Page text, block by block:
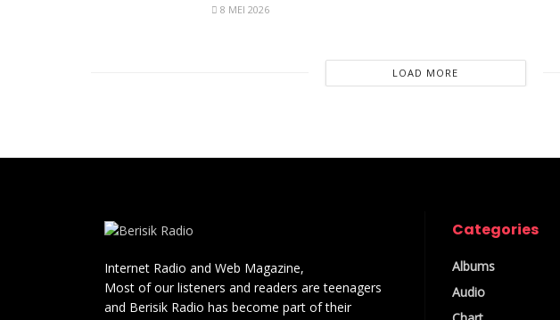
8 MEI 2026
LOAD MORE
Internet Radio and Web Magazine,
Most of our listeners and readers are teenagers
and Berisik Radio has become part of their
Categories
Albums
Audio